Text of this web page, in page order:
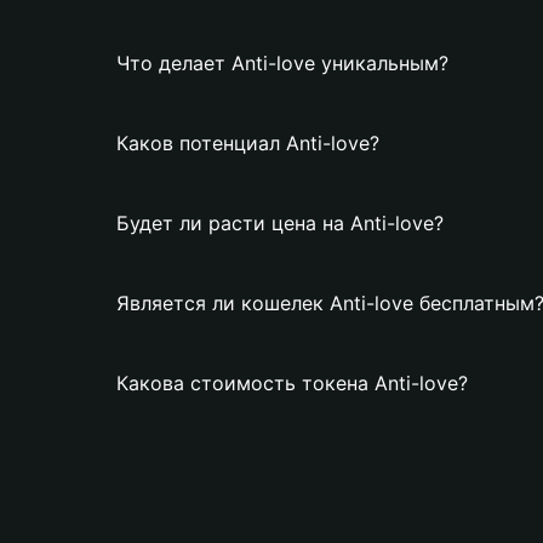
Что делает Anti-love уникальным?
Каков потенциал Anti-love?
Будет ли расти цена на Anti-love?
Является ли кошелек Anti-love бесплатным?
Какова стоимость токена Anti-love?